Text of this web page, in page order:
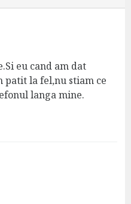
eu cand am dat
patit la fel,nu stiam ce
langa mine.